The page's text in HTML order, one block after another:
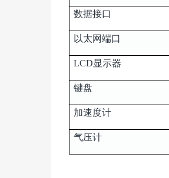
数据接口
以太网端口
LCD显示器
键盘
加速度计
气压计